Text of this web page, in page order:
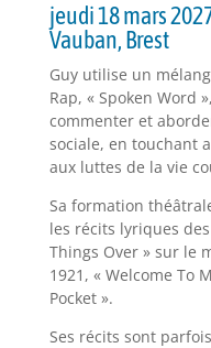
jeudi 18 mars
Vauban, Brest
Guy utilise un
Rap, « Spoken Word
commenter et
sociale, en touchant
aux luttes de la vie
Sa formation
les récits lyriques des
Things Over » sur le
1921, « Welcome To
Pocket ».
Ses récits sont